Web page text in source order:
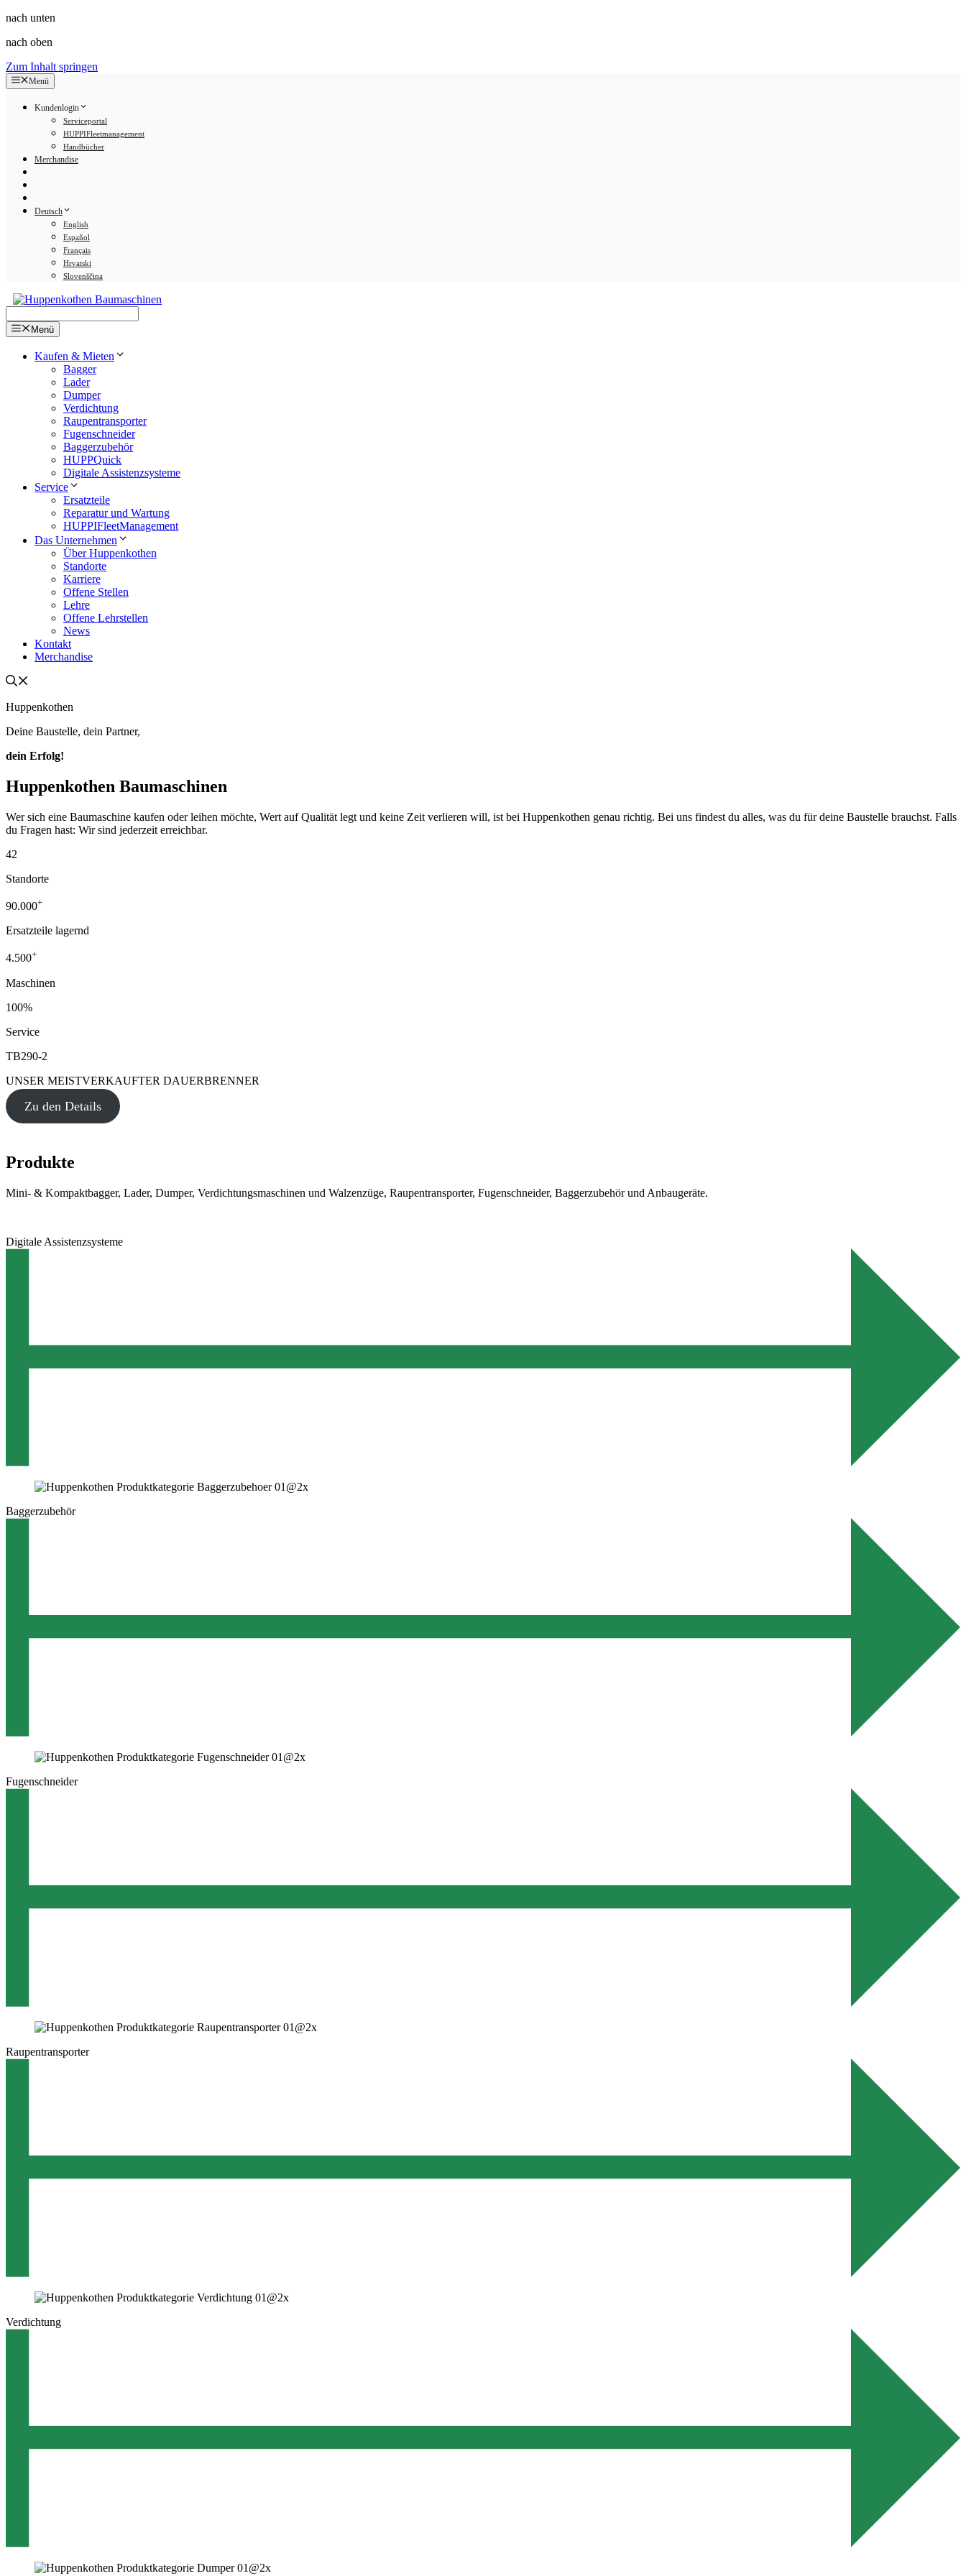
nach unten
nach oben
Zum Inhalt springen
Menü
Kundenlogin
Serviceportal
HUPPIFleetmanagement
Handbücher
Merchandise
Deutsch
English
Español
Français
Hrvatski
Slovenščina
Menü
Kaufen & Mieten
Bagger
Lader
Dumper
Verdichtung
Raupentransporter
Fugenschneider
Baggerzubehör
HUPPQuick
Digitale Assistenzsysteme
Service
Ersatzteile
Reparatur und Wartung
HUPPIFleetManagement
Das Unternehmen
Über Huppenkothen
Standorte
Karriere
Offene Stellen
Lehre
Offene Lehrstellen
News
Kontakt
Merchandise
Huppenkothen
Deine Baustelle, dein Partner,
dein Erfolg!
Huppenkothen Baumaschinen
Wer sich eine Baumaschine kaufen oder leihen möchte, Wert auf Qualität legt und keine Zeit verlieren will, ist bei Huppenkothen genau richtig. Bei uns findest du alles, was du für deine Baustelle brauchst. Falls
du Fragen hast: Wir sind jederzeit erreichbar.
42
Standorte
90.000+
Ersatzteile lagernd
4.500+
Maschinen
100%
Service
TB290-2
UNSER MEISTVERKAUFTER DAUERBRENNER
Zu den Details
Produkte
Mini- & Kompaktbagger, Lader, Dumper, Verdichtungsmaschinen und Walzenzüge, Raupentransporter, Fugenschneider, Baggerzubehör und Anbaugeräte.
Digitale Assistenzsysteme
Baggerzubehör
Fugenschneider
Raupentransporter
Verdichtung